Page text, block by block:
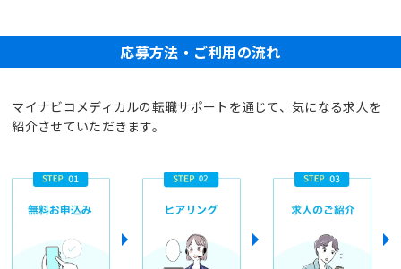
応募方法・ご利用の流れ
マイナビコメディカルの転職サポートを通じて、気になる求人を
紹介させていただきます。